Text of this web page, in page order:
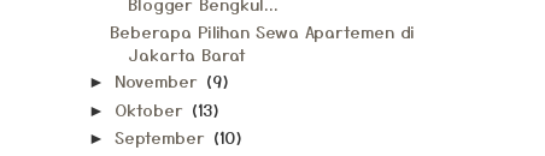
Beberapa Pilihan Sewa Apartemen di
Jakarta Barat
► November (9)
► Oktober (13)
► September (10)